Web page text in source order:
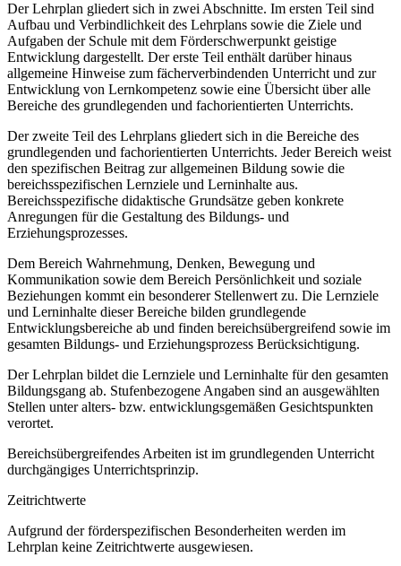
Der Lehrplan gliedert sich in zwei Abschnitte. Im ersten Teil sind
Aufbau und Verbindlichkeit des Lehrplans sowie die Ziele und
Aufgaben der Schule mit dem Förderschwerpunkt geistige
Entwicklung dargestellt. Der erste Teil enthält darüber hinaus
allgemeine Hinweise zum fächerverbindenden Unterricht und zur
Entwicklung von Lernkompetenz sowie eine Übersicht über alle
Bereiche des grundlegenden und fachorientierten Unterrichts.
Der zweite Teil des Lehrplans gliedert sich in die Bereiche des
grundlegenden und fachorientierten Unterrichts. Jeder Bereich weist
den spezifischen Beitrag zur allgemeinen Bildung sowie die
bereichsspezifischen Lernziele und Lerninhalte aus.
Bereichsspezifische didaktische Grundsätze geben konkrete
Anregungen für die Gestaltung des Bildungs- und
Erziehungsprozesses.
Dem Bereich Wahrnehmung, Denken, Bewegung und
Kommunikation sowie dem Bereich Persönlichkeit und soziale
Beziehungen kommt ein besonderer Stellenwert zu. Die Lernziele
und Lerninhalte dieser Bereiche bilden grundlegende
Entwicklungsbereiche ab und finden bereichsübergreifend sowie im
gesamten Bildungs- und Erziehungsprozess Berücksichtigung.
Der Lehrplan bildet die Lernziele und Lerninhalte für den gesamten
Bildungsgang ab. Stufenbezogene Angaben sind an ausgewählten
Stellen unter alters- bzw. entwicklungsgemäßen Gesichtspunkten
verortet.
Bereichsübergreifendes Arbeiten ist im grundlegenden Unterricht
durchgängiges Unterrichtsprinzip.
Zeitrichtwerte
Aufgrund der förderspezifischen Besonderheiten werden im
Lehrplan keine Zeitrichtwerte ausgewiesen.